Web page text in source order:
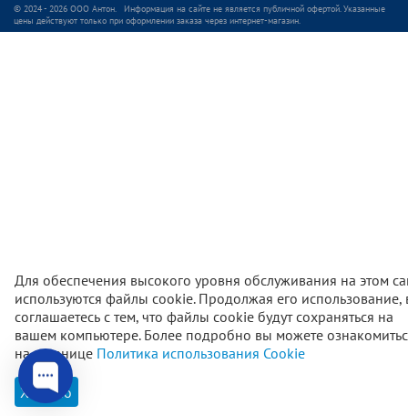
600₽ В
© 2024 - 2026 ООО Антон. Информация на сайте не является публичной офертой. Указанные
цены действуют только при оформлении заказа через интернет-магазин.
Главная
Для обеспечения высокого уровня обслуживания на этом
используются файлы cookie. Продолжая его использование,
соглашаетесь с тем, что файлы cookie будут сохраняться на
вашем компьютере. Более подробно вы можете
на странице Политика использования Cookie
Хорошо